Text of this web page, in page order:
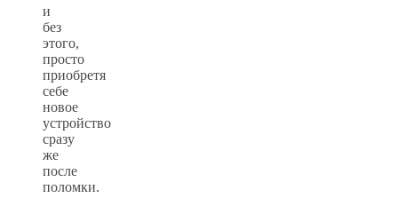
и
без
этого,
просто
приобретя
себе
новое
устройство
сразу
же
после
поломки.